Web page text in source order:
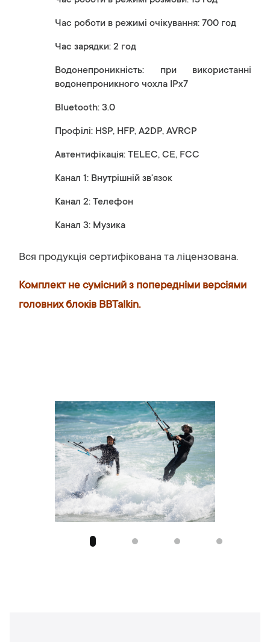
Час роботи в режимі очікування: 700 год
Час зарядки: 2 год
Водонепроникність: при використанні
водонепроникного чохла IPx7
Bluetooth: 3.0
Профілі: HSP, HFP, A2DP, AVRCP
Автентифікація: TELEC, CE, FCC
Канал 1: Внутрішній зв'язок
Канал 2: Телефон
Канал 3: Музика
Вся продукція сертифікована та ліцензована.
Комплект не сумісний з попередніми версіями
головних блоків BBTalkin.